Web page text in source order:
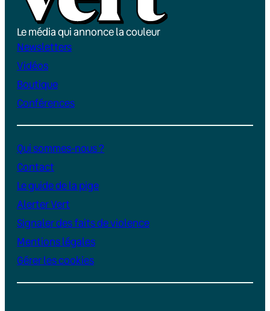
Le média qui annonce la couleur
Newsletters
Vidéos
Boutique
Conférences
Qui sommes-nous ?
Contact
Le guide de la pige
Alerter Vert
Signaler des faits de violence
Mentions légales
Gérer les cookies